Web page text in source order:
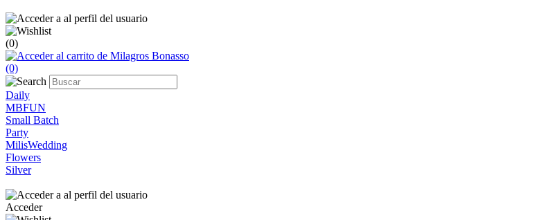
(0)
(0)
Daily
MBFUN
Small Batch
Party
MilisWedding
Flowers
Silver
Acceder